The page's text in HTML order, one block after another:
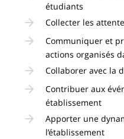
étudiants
Collecter les
Communiquer et
actions organisés
Collaborer avec la
Contribuer aux
établissement
Apporter une
l’établissement